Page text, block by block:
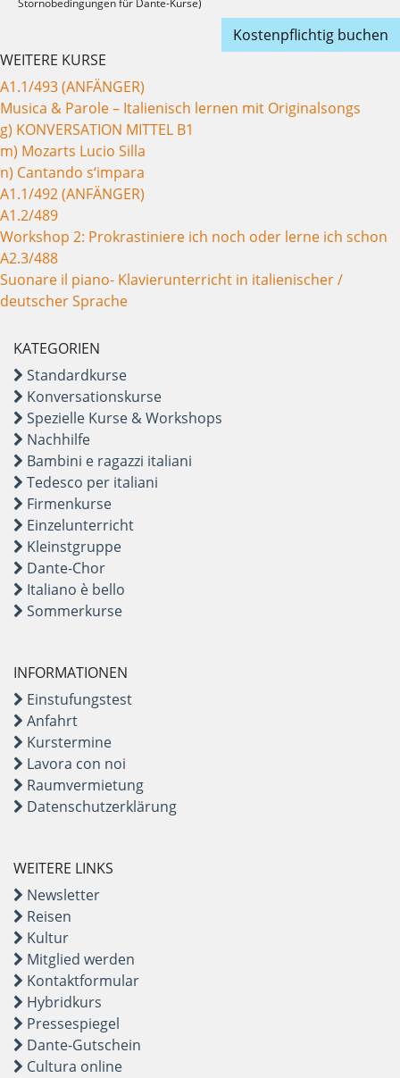
KATEGORIEN
Standardkurse
Konversationskurse
Spezielle Kurse & Workshops
Nachhilfe
Bambini e ragazzi italiani
Tedesco per italiani
Firmenkurse
Einzelunterricht
Kleinstgruppe
Dante-Chor
Italiano è bello
Sommerkurse
INFORMATIONEN
Einstufungstest
Anfahrt
Kurstermine
Lavora con noi
Raumvermietung
Datenschutzerklärung
WEITERE LINKS
Newsletter
Reisen
Kultur
Mitglied werden
Kontaktformular
Hybridkurs
Pressespiegel
Dante-Gutschein
Cultura online
Stornobedingungen für Dante-Kurse)
Kostenpflichtig buchen
WEITERE KURSE
A1.1/493 (ANFÄNGER)
Musica & Parole – Italienisch lernen mit Originalsongs
g) KONVERSATION MITTEL B1
m) Mozarts Lucio Silla
n) Cantando s‘impara
A1.1/492 (ANFÄNGER)
A1.2/489
Workshop 2: Prokrastiniere ich noch oder lerne ich schon
A2.3/488
Suonare il piano- Klavierunterricht in italienischer /
deutscher Sprache